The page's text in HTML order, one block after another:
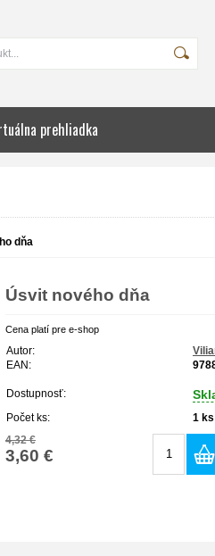
prehliadka
dňa
Úsvit nového dňa
Cena platí pre e-shop
Autor:
EAN:
Dostupnosť:
Počet ks: 1 ks
4,32 €
3,60 €